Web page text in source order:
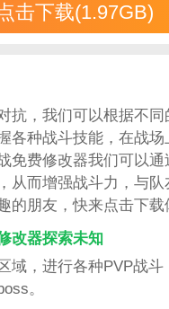
击下载(1.97GB)
抗，我们可以根据不同
各种战斗技能，在战场
免费修改器我们可以
从而增强战斗力，与队
的朋友，快来点击下载
改器探索未知
域，进行各种PVP战斗
。